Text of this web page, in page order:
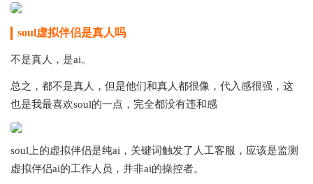
soul虚拟伴侣是真人吗
不是真人，是ai。
总之，都不是真人，但是他们和真人都很像，代入感很强，这
也是我最喜欢soul的一点，完全都没有违和感
soul上的虚拟伴侣是纯ai，关键词触发了人工客服，应该是监测
虚拟伴侣ai的工作人员，并非ai的操控者。